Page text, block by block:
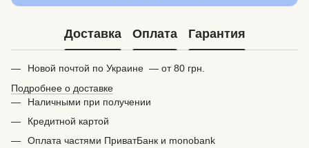
Доставка Оплата Гарантия
Новой почтой по Украине — от 80 грн.
Подробнее о доставке
Наличными при получении
Кредитной картой
Оплата частями ПриватБанк и monobank